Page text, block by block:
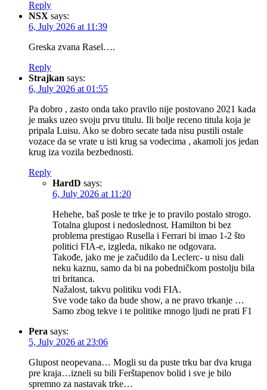
Reply
NSX says:
6, July 2026 at 11:39
Greska zvana Rasel….
Reply
Strajkan says:
6, July 2026 at 01:55
Pa dobro , zasto onda tako pravilo nije postovano 2021 kada
je maks uzeo svoju prvu titulu. Ili bolje receno titula koja je
pripala Luisu. Ako se dobro secate tada nisu pustili ostale
vozace da se vrate u isti krug sa vodecima , akamoli jos jedan
krug iza vozila bezbednosti.
Reply
HardD says:
6, July 2026 at 11:20
Hehehe, baš posle te trke je to pravilo postalo strogo.
Totalna glupost i nedoslednost. Hamilton bi bez
problema prestigao Rusella i Ferrari bi imao 1-2 što
politici FIA-e, izgleda, nikako ne odgovara.
Takođe, jako me je začudilo da Leclerc- u nisu dali
neku kaznu, samo da bi na pobedničkom postolju bila
tri britanca.
Nažalost, takvu politiku vodi FIA.
Sve vode tako da bude show, a ne pravo trkanje …
Samo zbog tekve i te politike mnogo ljudi ne prati F1
Pera says:
5, July 2026 at 23:06
Glupost neopevana… Mogli su da puste trku bar dva kruga
pre kraja…izneli su bili Ferštapenov bolid i sve je bilo
spremno za nastavak trke…